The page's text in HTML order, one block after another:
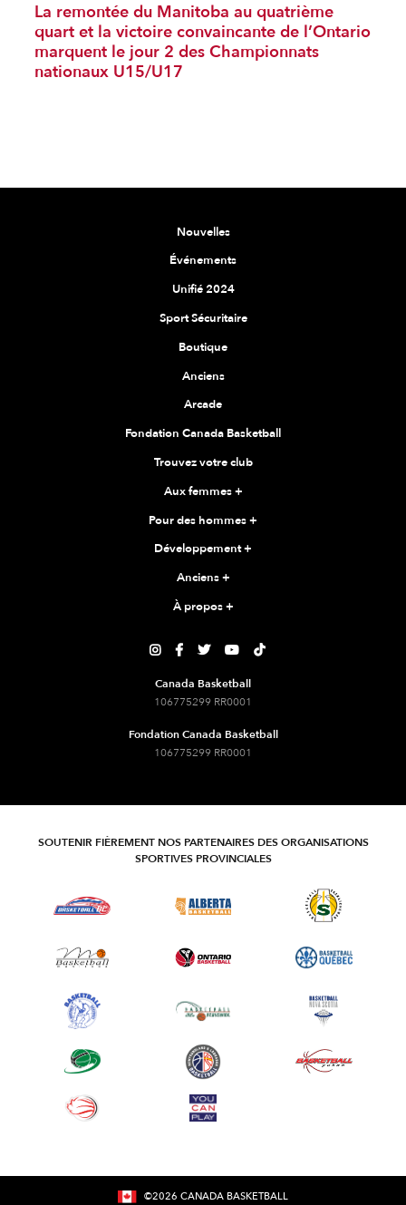
La remontée du Manitoba au quatrième
quart et la victoire convaincante de l’Ontario
marquent le jour 2 des Championnats
nationaux U15/U17
Nouvelles
Événements
Unifié 2024
Sport Sécuritaire
Boutique
Anciens
Arcade
Fondation Canada Basketball
Trouvez votre club
Aux femmes+
Pour des hommes+
Développement+
Anciens+
À propos+
    
Canada Basketball
106775299 RR0001
Fondation Canada Basketball
106775299 RR0001
SOUTENIR FIÈREMENT NOS PARTENAIRES DES ORGANISATIONS
SPORTIVES PROVINCIALES
©2026 CANADA BASKETBALL